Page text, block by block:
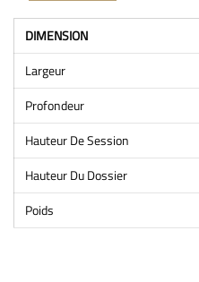
DIMENSION
Largeur
Profondeur
Hauteur De Session
Hauteur Du Dossier
Poids